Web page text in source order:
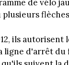
de vélo
plusieurs
ils autorisent
ligne d'arrêt du